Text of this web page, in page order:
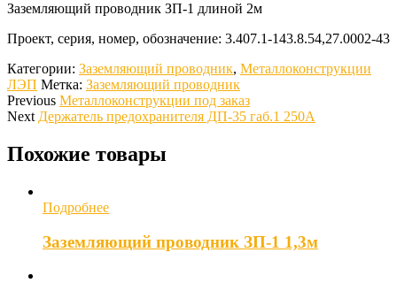
Заземляющий проводник ЗП-1 длиной 2м
Проект, серия, номер, обозначение: 3.407.1-143.8.54,27.0002-43
Категории: Заземляющий проводник, Металлоконструкции
ЛЭП Метка: Заземляющий проводник
Previous Металлоконструкции под заказ
Next Держатель предохранителя ДП-35 габ.1 250А
Похожие товары
Подробнее
Заземляющий проводник ЗП-1 1,3м